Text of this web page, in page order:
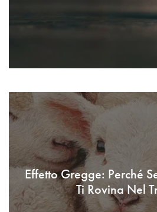
Effetto Gregge: Perché
Ti Rovina Nel